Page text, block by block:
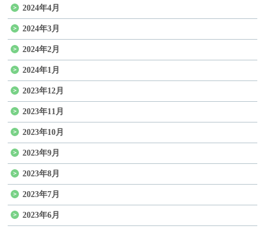
2024年4月
2024年3月
2024年2月
2024年1月
2023年12月
2023年11月
2023年10月
2023年9月
2023年8月
2023年7月
2023年6月